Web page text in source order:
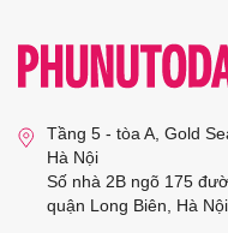
Tầng 5 - tòa A, Gold
Hà Nội
Số nhà 2B ngõ 175
quận Long Biên, Hà Nội